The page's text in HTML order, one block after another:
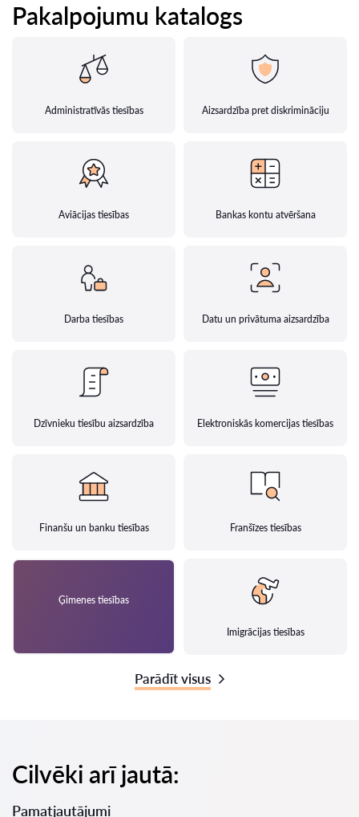
Pakalpojumu katalogs
Administratīvās tiesības Aizsardzība pret diskrimināciju
Aviācijas tiesības Bankas kontu atvēršana
Darba tiesības Datu un privātuma aizsardzība
Dzīvnieku tiesību aizsardzība Elektroniskās komercijas tiesības
Finanšu un banku tiesības Franšīzes tiesības
Ģimenes tiesības
Imigrācijas tiesības
Parādīt visus
Cilvēki arī jautā:
Pamatjautājumi